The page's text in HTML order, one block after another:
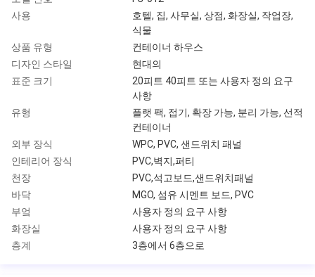
사용
호텔, 집, 사무실, 상점, 화장실, 작업장,
식물
상품 유형
컨테이너 하우스
디자인 스타일
현대의
표준 크기
20피트 40피트 또는 사용자 정의 요구
사항
유형
플랫 팩, 접기, 확장 가능, 분리 가능, 선적
컨테이너
외부 장식
WPC, PVC, 샌드위치 패널
인테리어 장식
PVC,벽지,퍼티
천장
PVC,석고보드,샌드위치패널
바닥
MGO, 섬유 시멘트 보드, PVC
부엌
사용자 정의 요구 사항
화장실
사용자 정의 요구 사항
층계
3층에서 6층으로